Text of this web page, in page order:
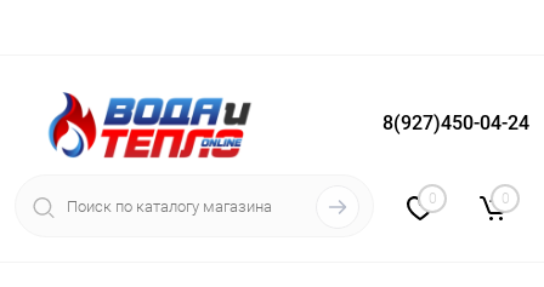
Вход Регистрация
8(927)450-04-24
0 0